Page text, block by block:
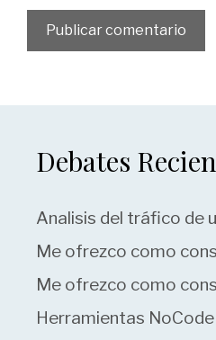
Debates
Analisis del tráfico de
Me ofrezco como
Me ofrezco como
Herramientas NoCode